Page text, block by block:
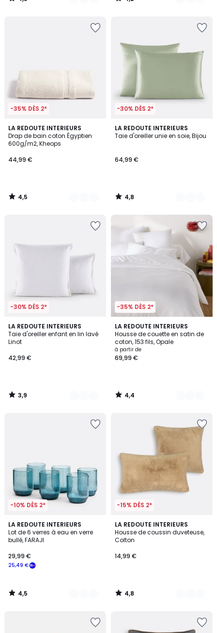
/
/
-35% DÈS 2*
LA REDOUTE INTERIEURS
Drap de bain coton Égyptien
600g/m2, Kheops
44,99 €
4,5
/ 5
11
Couleurs
4,5
/
-30% DÈS 2*
LA REDOUTE INTERIEURS
Taie d'oreiller unie en soie, Bijou
64,99 €
4,8
/ 5
6
Couleurs
4,8
/
-30% DÈS 2*
LA REDOUTE INTERIEURS
Taie d'oreiller enfant en lin lavé
Linot
42,99 €
3,9
/ 5
21
Couleurs
3,9
/
-35% DÈS 2*
LA REDOUTE INTERIEURS
Housse de couette en satin de
coton, 153 fils, Opale
à partir de
69,99 €
4,4
/ 5
8
Couleurs
4,4
/
-10% DÈS 2*
LA REDOUTE INTERIEURS
Lot de 6 verres à eau en verre
bullé, FARAJI
25,49 €
29,99 €
4,5
/ 5
2
Couleurs
4,5
/
-15% DÈS 2*
LA REDOUTE INTERIEURS
Housse de coussin duveteuse,
Colton
14,99 €
4,8
/ 5
4
Couleurs
4,8
/